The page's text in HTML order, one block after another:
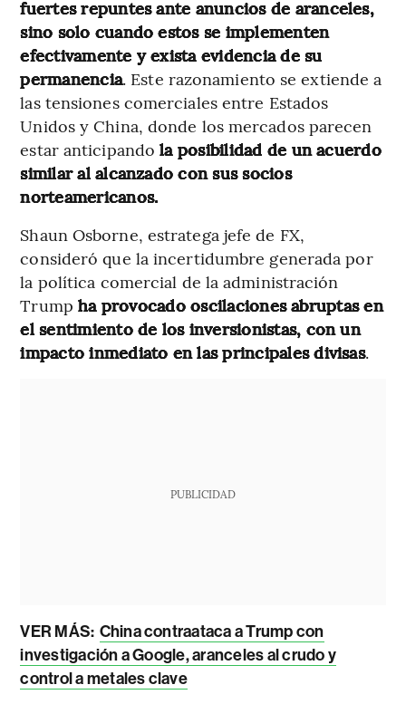
fuertes repuntes ante anuncios de aranceles,
sino solo cuando estos se implementen
efectivamente y exista evidencia de su
permanencia. Este razonamiento se extiende a
las tensiones comerciales entre Estados
Unidos y China, donde los mercados parecen
estar anticipandola posibilidad de un acuerdo
similar al alcanzado con sus socios
norteamericanos.
Shaun Osborne, estratega jefe de FX,
consideró que la incertidumbre generada por
la política comercial de la administración
Trump ha provocado oscilaciones abruptas en
el sentimiento de los inversionistas, con un
impacto inmediato en las principales divisas.
PUBLICIDAD
VER MÁS: China contraataca a Trump con
investigación a Google, aranceles al crudo y
control a metales clave